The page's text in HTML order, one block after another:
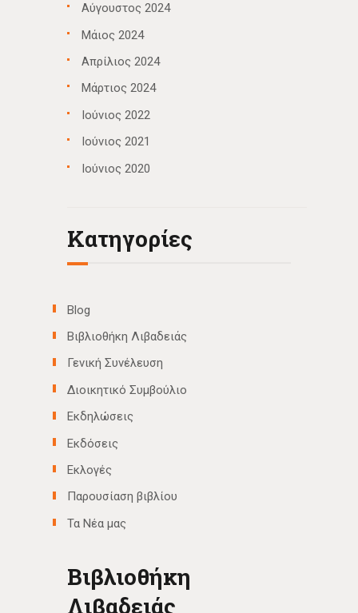
Αύγουστος 2024
Μάιος 2024
Απρίλιος 2024
Μάρτιος 2024
Ιούνιος 2022
Ιούνιος 2021
Ιούνιος 2020
Kατηγορίες
Blog
Βιβλιοθήκη Λιβαδειάς
Γενική Συνέλευση
Διοικητικό Συμβούλιο
Εκδηλώσεις
Εκδόσεις
Εκλογές
Παρουσίαση βιβλίου
Τα Νέα μας
Βιβλιοθήκη
Λιβαδειάς